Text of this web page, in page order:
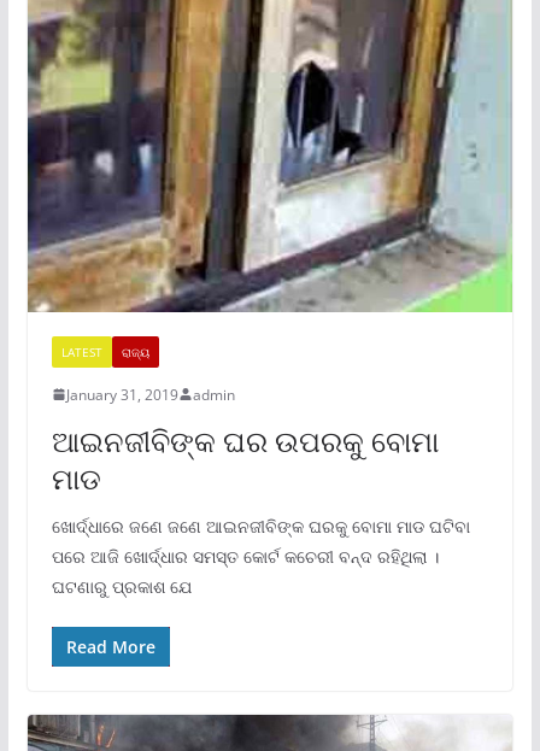
LATEST ରାଜ୍ୟ
January 31, 2019 admin
ଆଇନଜୀବିଙ୍କ ଘର ଉପରକୁ ବୋମା
ମାଡ
ଖୋର୍ଦ୍ଧାରେ ଜଣେ ଜଣେ ଆଇନଜୀବିଙ୍କ ଘରକୁ ବୋମା ମାଡ ଘଟିବା
ପରେ ଆଜି ଖୋର୍ଦ୍ଧାର ସମସ୍ତ କୋର୍ଟ କଚେରୀ ବନ୍ଦ ରହିଥିଲା ।
ଘଟଣାରୁ ପ୍ରକାଶ ଯେ
Read More